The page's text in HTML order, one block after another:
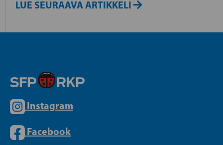
LUE SEURAAVA ARTIKKELI
Instagram
Facebook